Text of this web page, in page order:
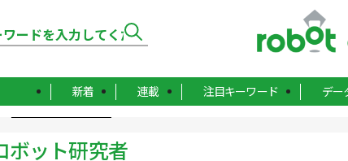
新着 連載 注目キーワード デー
ボット研究者